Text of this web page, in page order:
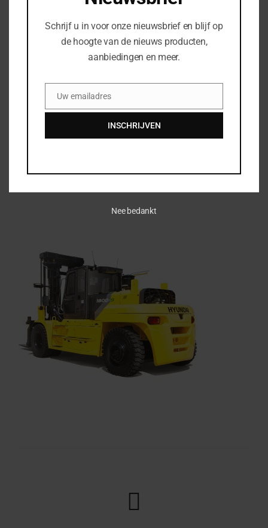
Bedrijfsnaam
Uw vraag of opmerking
Schrijf u in voor onze nieuwsbrief en blijf op
de hoogte van de nieuws producten,
aanbiedingen en meer.
EmailUw emailadres
INSCHRIJVEN
Nee bedankt